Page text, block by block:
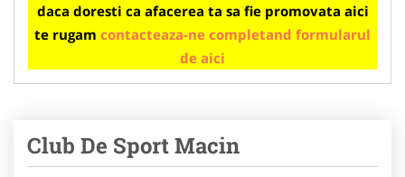
daca doresti ca afacerea ta sa fie promovata aici
te rugam contacteaza-ne completand formularul
de aici
Club De Sport Macin